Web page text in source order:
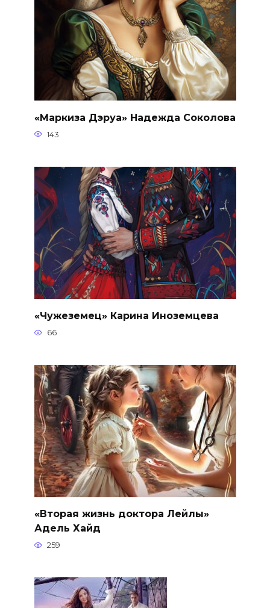
«Маркиза Дэруа» Надежда Соколова
143
«Чужеземец» Карина Иноземцева
66
«Вторая жизнь доктора Лейлы»
Адель Хайд
259